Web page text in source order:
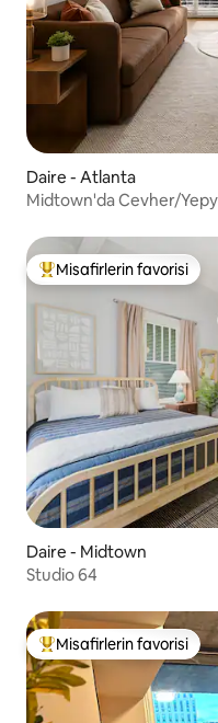
Daire - Atlanta
Midtown'da Cevher/
Misafirlerin favorilerinden
Misafirlerin favorisi
Daire - Midtown
Studio 64
Misafirlerin favorilerinden
Misafirlerin favorisi